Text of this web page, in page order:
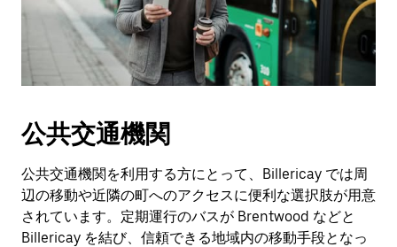
公共交通機関
公共交通機関を利用する方にとって、Billericay では周
辺の移動や近隣の町へのアクセスに便利な選択肢が用意
されています。定期運行のバスが Brentwood などと
Billericay を結び、信頼できる地域内の移動手段となっ